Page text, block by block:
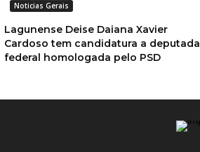
Noticias Gerais
Lagunense Deise Daiana Xavier
Cardoso tem candidatura a deputada
federal homologada pelo PSD